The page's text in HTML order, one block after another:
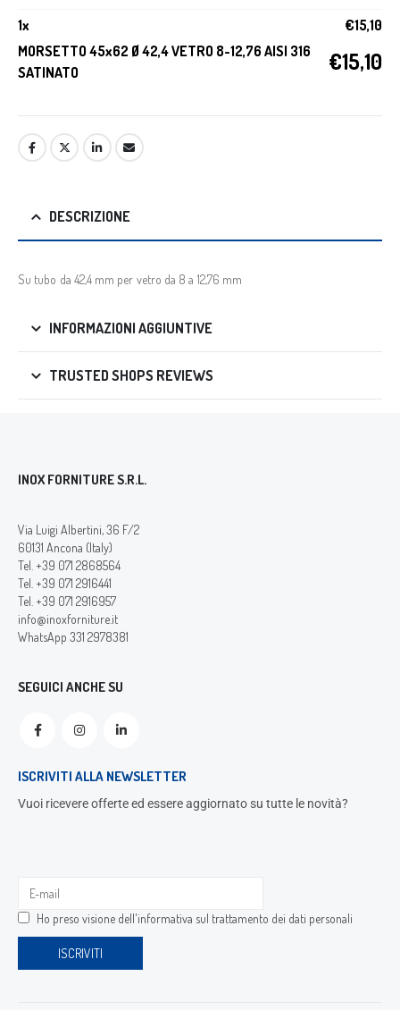
1x €15,10
MORSETTO 45x62 Ø 42,4 VETRO 8-12,76 AISI 316
SATINATO
€15,10
DESCRIZIONE
Su tubo da 42,4 mm per vetro da 8 a 12,76 mm
INFORMAZIONI AGGIUNTIVE
TRUSTED SHOPS REVIEWS
INOX FORNITURE S.R.L.
Via Luigi Albertini, 36 F/2
60131 Ancona (Italy)
Tel. +39 071 2868564
Tel. +39 071 2916441
Tel. +39 071 2916957
info@inoxforniture.it
WhatsApp 331 2978381
SEGUICI ANCHE SU
ISCRIVITI ALLA NEWSLETTER
Vuoi ricevere offerte ed essere aggiornato su tutte le novità?
Ho preso visione dell'informativa sul trattamento dei dati personali